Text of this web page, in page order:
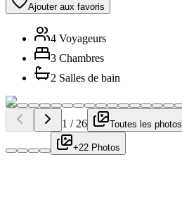
Ajouter aux favoris
4 Voyageurs
3 Chambres
2 Salles de bain
1 / 26 Toutes les photos
+22 Photos